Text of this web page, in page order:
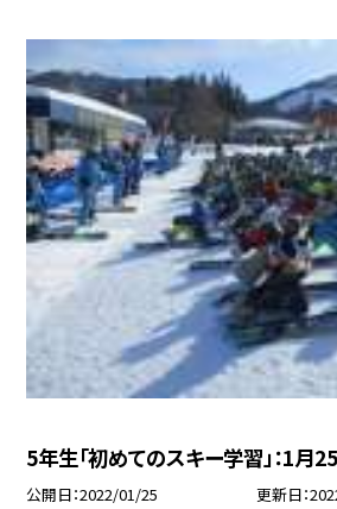
5年生「初めてのスキー学習」：1月25
公開日 2022/01/25 更新日